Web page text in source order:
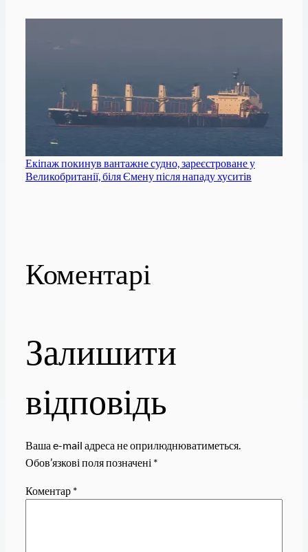
Екіпаж покинув вантажне судно, зареєстроване у
Великобританії, біля Ємену після нападу хуситів
Коментарі
Залишити
відповідь
Ваша e-mail адреса не оприлюднюватиметься.
Обов’язкові поля позначені *
Коментар *